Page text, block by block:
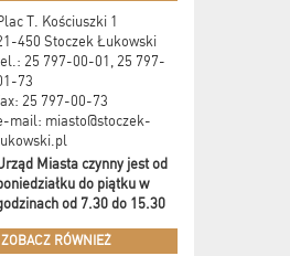
T. Kościuszki 1
450 Stoczek Łukowski
25 797-00-01, 25 797-
73
25 797-00-73
mail: miasto@stoczek-
Miasta czynny jest od
do piątku w
od 7.30 do 15.30
ZOBACZ RÓWNIEŻ